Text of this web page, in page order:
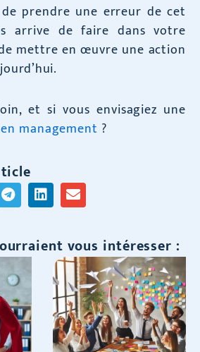
prendre une erreur de cet
arrive de faire dans votre
mettre en œuvre une action
et si vous envisagiez une
management ?
vous intéresser :